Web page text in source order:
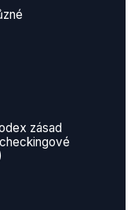
zásad